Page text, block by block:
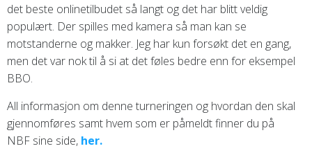
det beste onlinetilbudet så langt og det har blitt veldig
populært. Der spilles med kamera så man kan se
motstanderne og makker. Jeg har kun forsøkt det en gang,
men det var nok til å si at det føles bedre enn for eksempel
BBO.
All informasjon om denne turneringen og hvordan den skal
gjennomføres samt hvem som er påmeldt finner du på
NBF sine side, her.